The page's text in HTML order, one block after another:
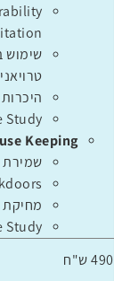
שימוש
Study
Keeping
שמירת
מחיקת
Study
490 ש"ח